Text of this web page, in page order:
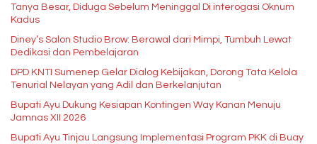
Tanya Besar, Diduga Sebelum Meninggal Di interogasi Oknum
Kadus
Diney’s Salon Studio Brow: Berawal dari Mimpi, Tumbuh Lewat
Dedikasi dan Pembelajaran
DPD KNTI Sumenep Gelar Dialog Kebijakan, Dorong Tata Kelola
Tenurial Nelayan yang Adil dan Berkelanjutan
Bupati Ayu Dukung Kesiapan Kontingen Way Kanan Menuju
Jamnas XII 2026
Bupati Ayu Tinjau Langsung Implementasi Program PKK di Buay